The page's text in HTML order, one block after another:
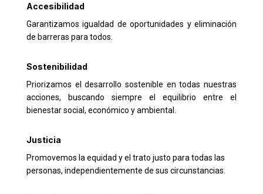
Accesibilidad
Garantizamos igualdad de oportunidades y eliminación
de barreras para todos.
Sostenibilidad
Priorizamos el desarrollo sostenible en todas nuestras
acciones, buscando siempre el equilibrio entre el
bienestar social, económico y ambiental.
Justicia
Promovemos la equidad y el trato justo para todas las
personas, independientemente de sus circunstancias.